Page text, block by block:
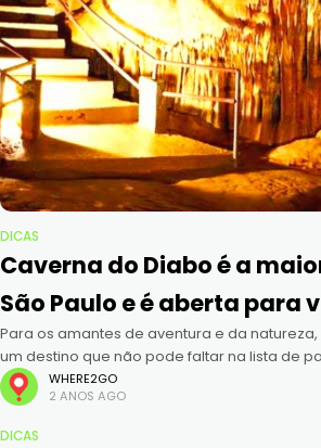
DICAS
Caverna do Diabo é a
São Paulo e é aberta para
Para os amantes de aventura e da
um destino que não pode faltar na lista de
Localizada no Parque Estadual
WHERE2GO
2 ANOS AGO
DICAS